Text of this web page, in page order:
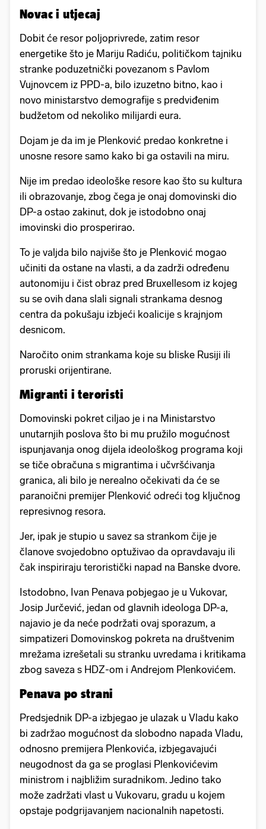
Novac i utjecaj
Dobit će resor poljoprivrede, zatim resor
energetike što je Mariju Radiću, političkom tajniku
stranke poduzetnički povezanom s Pavlom
Vujnovcem iz PPD-a, bilo izuzetno bitno, kao i
novo ministarstvo demografije s predviđenim
budžetom od nekoliko milijardi eura.
Dojam je da im je Plenković predao konkretne i
unosne resore samo kako bi ga ostavili na miru.
Nije im predao ideološke resore kao što su kultura
ili obrazovanje, zbog čega je onaj domovinski dio
DP-a ostao zakinut, dok je istodobno onaj
imovinski dio prosperirao.
To je valjda bilo najviše što je Plenković mogao
učiniti da ostane na vlasti, a da zadrži određenu
autonomiju i čist obraz pred Bruxellesom iz kojeg
su se ovih dana slali signali strankama desnog
centra da pokušaju izbjeći koalicije s krajnjom
desnicom.
Naročito onim strankama koje su bliske Rusiji ili
proruski orijentirane.
Migranti i teroristi
Domovinski pokret ciljao je i na Ministarstvo
unutarnjih poslova što bi mu pružilo mogućnost
ispunjavanja onog dijela ideološkog programa koji
se tiče obračuna s migrantima i učvršćivanja
granica, ali bilo je nerealno očekivati da će se
paranoični premijer Plenković odreći tog ključnog
represivnog resora.
Jer, ipak je stupio u savez sa strankom čije je
članove svojedobno optuživao da opravdavaju ili
čak inspiriraju teroristički napad na Banske dvore.
Istodobno, Ivan Penava pobjegao je u Vukovar,
Josip Jurčević, jedan od glavnih ideologa DP-a,
najavio je da neće podržati ovaj sporazum, a
simpatizeri Domovinskog pokreta na društvenim
mrežama izrešetali su stranku uvredama i kritikama
zbog saveza s HDZ-om i Andrejom Plenkovićem.
Penava po strani
Predsjednik DP-a izbjegao je ulazak u Vladu kako
bi zadržao mogućnost da slobodno napada Vladu,
odnosno premijera Plenkovića, izbjegavajući
neugodnost da ga se proglasi Plenkovićevim
ministrom i najbližim suradnikom. Jedino tako
može zadržati vlast u Vukovaru, gradu u kojem
opstaje podgrijavanjem nacionalnih napetosti.